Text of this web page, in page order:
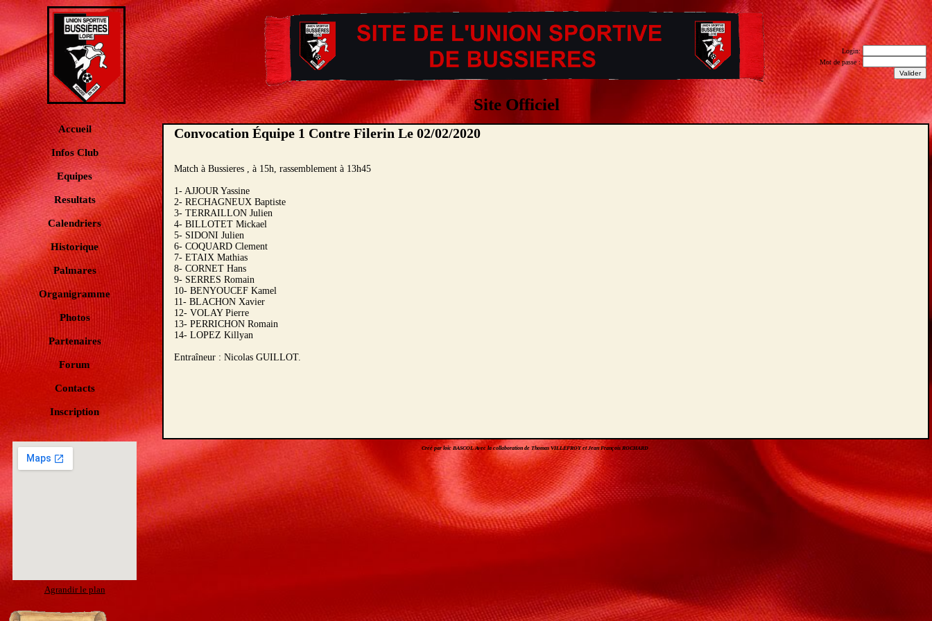
Site Officiel
Login:
Mot de passe :
Accueil
Infos Club
Equipes
Resultats
Calendriers
Historique
Palmares
Organigramme
Photos
Partenaires
Forum
Contacts
Inscription
Agrandir le plan
Convocation Équipe 1 Contre Filerin Le 02/02/2020
Match à Bussieres , à 15h, rassemblement à 13h45
1- AJJOUR Yassine
2- RECHAGNEUX Baptiste
3- TERRAILLON Julien
4- BILLOTET Mickael
5- SIDONI Julien
6- COQUARD Clement
7- ETAIX Mathias
8- CORNET Hans
9- SERRES Romain
10- BENYOUCEF Kamel
11- BLACHON Xavier
12- VOLAY Pierre
13- PERRICHON Romain
14- LOPEZ Killyan
Entraîneur : Nicolas GUILLOT.
Créé par loic BASCOL Avec la collaboration de Thomas VILLEFROY et Jean François ROCHARD